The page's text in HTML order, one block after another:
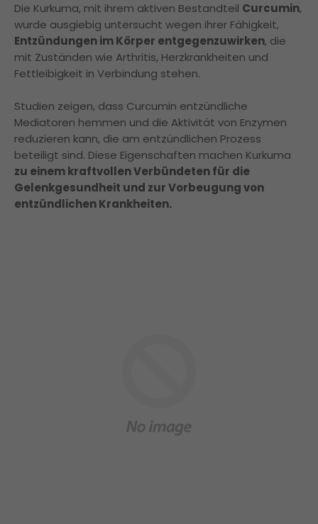
Die Kurkuma, mit ihrem aktiven Bestandteil Curcumin,
wurde ausgiebig untersucht wegen ihrer Fähigkeit,
Entzündungen im Körper entgegenzuwirken, die
mit Zuständen wie Arthritis, Herzkrankheiten und
Fettleibigkeit in Verbindung stehen.
Studien zeigen, dass Curcumin entzündliche
Mediatoren hemmen und die Aktivität von Enzymen
reduzieren kann, die am entzündlichen Prozess
beteiligt sind. Diese Eigenschaften machen Kurkuma
zu einem kraftvollen Verbündeten für die
Gelenkgesundheit und zur Vorbeugung von
entzündlichen Krankheiten.